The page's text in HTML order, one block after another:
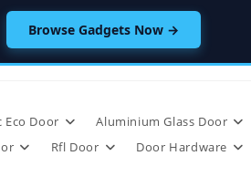
Browse Gadgets Now →
Eco Door Aluminium Glass Door
Rfl Door Door Hardware